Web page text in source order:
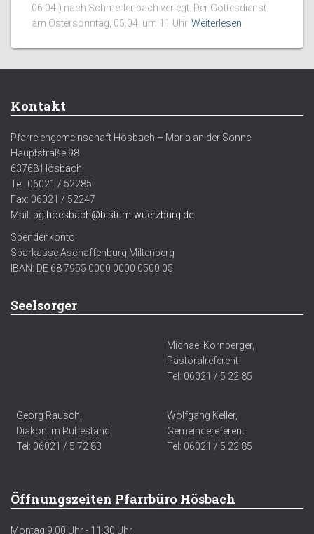
06.04.) nach Schmerlenbach verlegt. Der Gottesdienst
am Ostersonntag, 05.04. um 11 Uhr Weiterlesen
Kontakt
Pfarreiengemeinschaft Hösbach – Maria an der Sonne
Hauptstraße 98
63768 Hösbach
Tel. 06021 / 52285
Fax: 06021 / 52247
Mail: pg.hoesbach@bistum-wuerzburg.de
Spendenkonto:
Sparkasse Aschaffenburg Miltenberg
IBAN: DE 68 7955 0000 0000 0500 05
Seelsorger
Michael Kornberger,
Pastoralreferent
Tel: 06021 / 5 22 85
Georg Rausch,
Diakon im Ruhestand
Tel: 06021 / 5 72 83
Wolfgang Keller,
Gemeindereferent
Tel: 06021 / 5 22 85
Öffnungszeiten Pfarrbüro Hösbach
Montag 9.00 Uhr - 11.30 Uhr